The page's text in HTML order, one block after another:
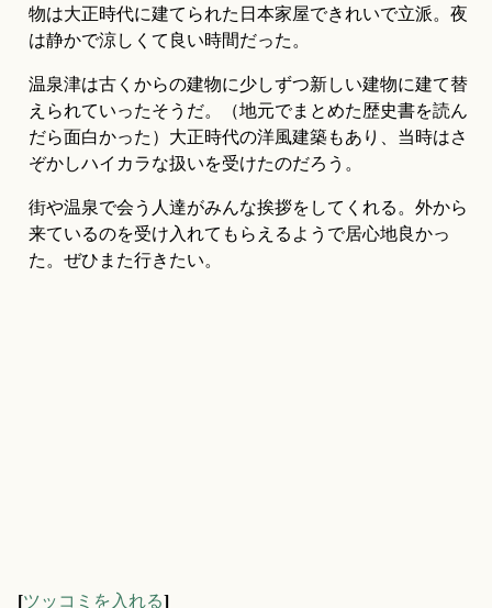
物は大正時代に建てられた日本家屋できれいで立派。夜
は静かで涼しくて良い時間だった。
温泉津は古くからの建物に少しずつ新しい建物に建て替
えられていったそうだ。（地元でまとめた歴史書を読ん
だら面白かった）大正時代の洋風建築もあり、当時はさ
ぞかしハイカラな扱いを受けたのだろう。
街や温泉で会う人達がみんな挨拶をしてくれる。外から
来ているのを受け入れてもらえるようで居心地良かっ
た。ぜひまた行きたい。
[ツッコミを入れる]